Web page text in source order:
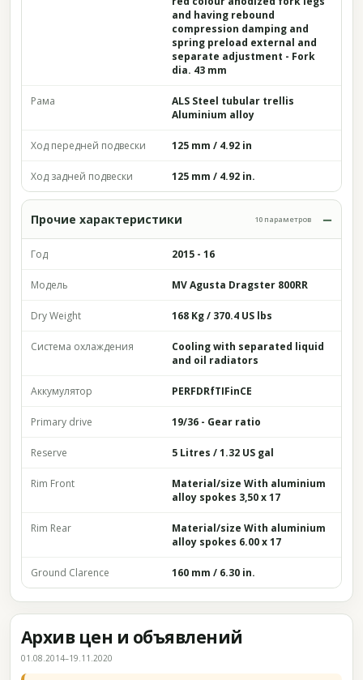
and having rebound
compression damping and
spring preload external and
separate adjustment - Fork
dia. 43 mm
Рама
ALS Steel tubular trellis
Aluminium alloy
Ход передней подвески 125 mm / 4.92 in
Ход задней подвески 125 mm / 4.92 in.
Прочие характеристики 10 параметров
Год 2015 - 16
Модель MV Agusta Dragster 800RR
Dry Weight 168 Kg / 370.4 US lbs
Система охлаждения
Cooling with separated liquid
and oil radiators
Аккумулятор PERFDRfTIFinCE
Primary drive 19/36 - Gear ratio
Reserve 5 Litres / 1.32 US gal
Rim Front
Material/size With aluminium
alloy spokes 3,50 x 17
Rim Rear
Material/size With aluminium
alloy spokes 6.00 x 17
Ground Clarence 160 mm / 6.30 in.
Архив цен и объявлений
01.08.2014–19.11.2020